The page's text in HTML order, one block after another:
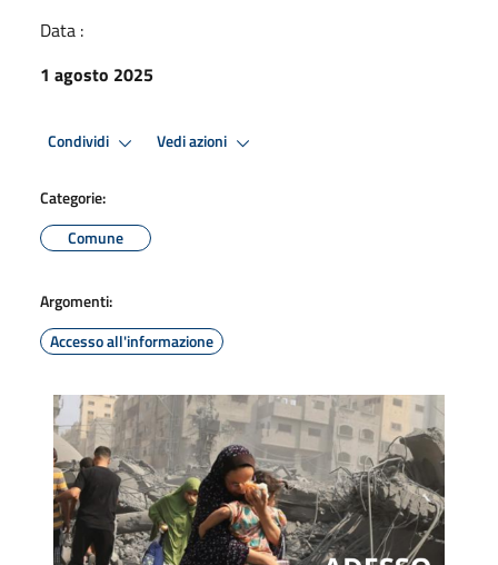
Data :
1 agosto 2025
Condividi Vedi azioni
Categorie:
Comune
Argomenti:
Accesso all'informazione